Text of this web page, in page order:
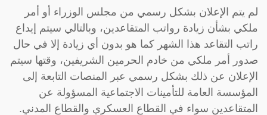
لم يتم الإعلان بشكل رسمي من مجلس الوزراء أو أمر
ملكي بشأن زيادة رواتب المتقاعدين، وبالتالي سيتم إيداع
راتب التقاعد هذا الشهر كما هو بدون أي زيادة إلا في حال
صدور أمر ملكي من خادم الحرمين الشريفين، وقتها سيتم
الإعلان عن ذلك بشكل رسمي عبر المنصات التابعة إلى
المؤسسة العامة للتأمينات الاجتماعية المسؤولة عن
المتقاعدين سواء في القطاع العسكري والقطاع المدني.